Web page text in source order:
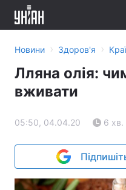
Новини › Здоров'я ›
Лляна олія:
вживати
05:50, 04.04.20 6 хв.